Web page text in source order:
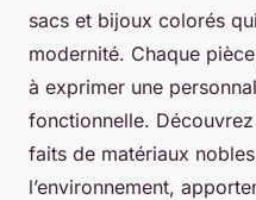
sacs et bijoux colorés
modernité. Chaque
à exprimer une
fonctionnelle.
faits de matériaux
l’environnement,